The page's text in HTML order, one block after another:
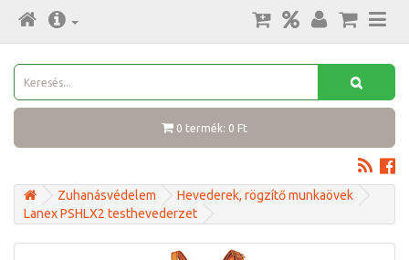
0 termék: 0 Ft
Zuhanásvédelem
Hevederek, rögzítő munkaövek
Lanex PSHLX2 testhevederzet